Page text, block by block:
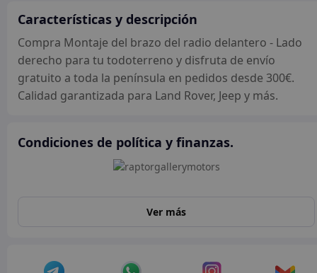
Lado
derecho
cantidad
Características y descripción
Compra Montaje del brazo del radio delantero - Lado
derecho para tu todoterreno y disfruta de envío
gratuito a toda la península en pedidos desde 300€.
Calidad garantizada para Land Rover, Jeep y más.
Condiciones de política y finanzas.
Ver más